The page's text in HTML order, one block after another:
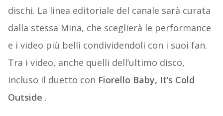
dischi. La linea editoriale del canale sarà curata
dalla stessa Mina, che sceglierà le performance
e i video più belli condividendoli con i suoi fan.
Tra i video, anche quelli dell’ultimo disco,
incluso il duetto con Fiorello Baby, It’s Cold
Outside .